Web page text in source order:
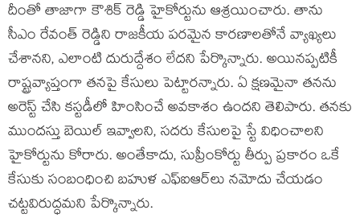
దీంతో తాజాగా కౌశిక్ రెడ్డి హైకోర్టును ఆశ్రయించారు. తాను
సీఎం రేవంత్ రెడ్డిని రాజకీయ పరమైన కారణాలతోనే వ్యాఖ్యలు
చేశానని, ఎలాంటి దురుద్దేశం లేదని పేర్కొన్నారు. అయినప్పటికీ
రాష్ట్రవ్యాప్తంగా తనపై కేసులు పెట్టారన్నారు. ఏ క్షణమైనా తనను
అరెస్ట్ చేసి కస్టడీలో హింసించే అవకాశం ఉందని తెలిపారు. తనకు
ముందస్తు బెయిల్ ఇవ్వాలని, సదరు కేసులపై స్టే విధించాలని
హైకోర్టును కోరారు. అంతేకాదు, సుప్రీంకోర్టు తీర్పు ప్రకారం ఒకే
కేసుకు సంబంధించి బహుళ ఎఫ్‌ఐఆర్‌లు నమోదు చేయడం
చట్టవిరుద్ధమని పేర్కొన్నారు.